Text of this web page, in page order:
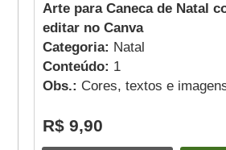
Arte para Caneca de Natal
editar no Canva
Categoria: Natal
Conteúdo: 1
Obs.: Cores, textos e
R$ 9,90